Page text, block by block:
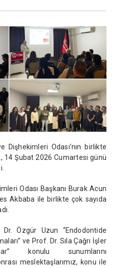
Odası’nın birlikte
14 Şubat 2026 Cumartesi günü
Odası Başkanı Burak Acun
Akbaba ile birlikte çok sayıda
Özgür Uzun “Endodontide
ve Prof. Dr. Sıla Çağrı İşler
konulu sunumlarını
meslektaşlarımız, konu ile